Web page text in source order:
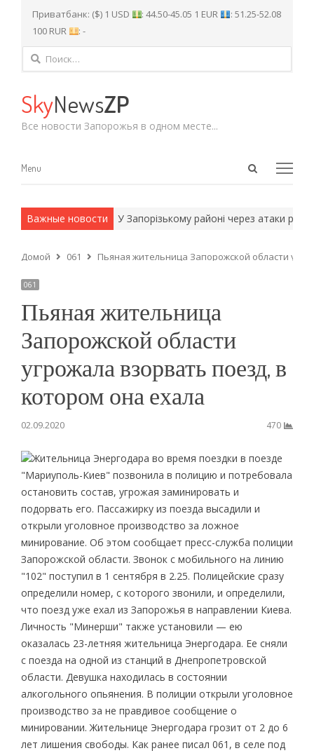
Приватбанк: ($) 1 USD : 44.50-45.05 1 EUR
: 51.25-52.08
100 RUR
: -
Найти:
SkyNewsZP
Все новости Запорожья в одном месте...
Open
Menu
Menu
Важные новости
армейские методы. У Запорізькому районі через атаки
Домой 061 Пьяная жительница Запорожской области
061
Пьяная жительница
Запорожской области
угрожала взорвать поезд, в
котором она ехала
02.09.2020 470
Жительница Энергодара во время поездки в поезде
"Мариуполь-Киев" позвонила в полицию и потребовала
остановить состав, угрожая заминировать и
подорвать его. Пассажирку из поезда высадили и
открыли уголовное производство за ложное
минирование. Об этом сообщает пресс-служба полиции
Запорожской области. Звонок с мобильного на линию
"102" поступил в 1 сентября в 2.25. Полицейские сразу
определили номер, с которого звонили, и определили,
что поезд уже ехал из Запорожья в направлении Киева.
Личность "Минерши" также установили — ею
оказалась 23-летняя жительница Энергодара. Ее сняли
с поезда на одной из станций в Днепропетровской
области. Девушка находилась в состоянии
алкогольного опьянения. В полиции открыли уголовное
производство за не правдивое сообщение о
минировании. Жительнице Энергодара грозит от 2 до 6
лет лишения свободы. Как ранее писал 061, в селе под